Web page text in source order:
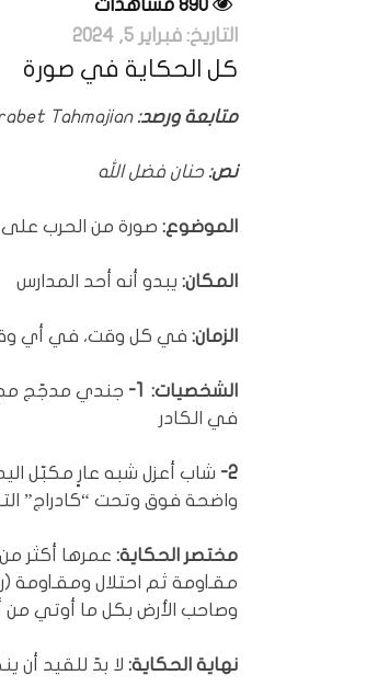
التاريخ: فبراير 5, 2024
كل الحكاية في صورة
متابعة ورصد: Garabet Tahmajian
نص: حنان فضل الله
الموضوع: صورة من الحرب على
المكان: يبدو أنه أحد المدارس
الزمان: في كل وقت، في أي
الشخصيات: 1-
جندي مدجّج
في الكادر
2-
شاب أعزل شبه عارٍ مكبّل
واضحة فوق وتحت “كادراج”
مختصر الحكاية:
وصاحب الأرض بكل ما أوتي من
نهاية الحكاية: لا بدّ للقيد أن